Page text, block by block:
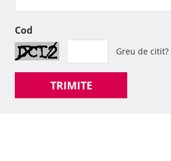
Cod
Greu de citit?
TRIMITE